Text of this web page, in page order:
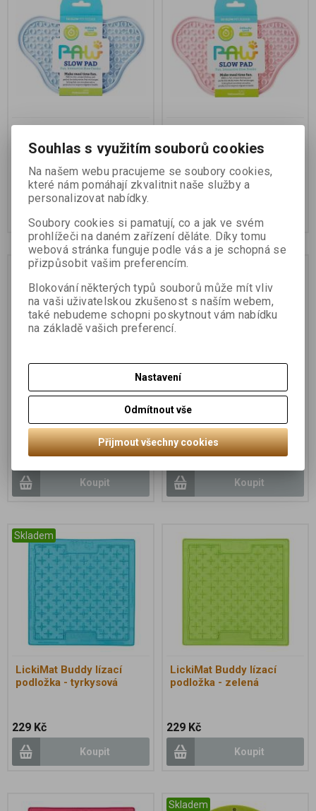
podložka Paw Lick Pad –
světle modrá
149 Kč
podložka Paw Lick Pad –
světle růžová
149 Kč
LickiMat Buddy lízací
229 Kč
Koupit
LickiMat Buddy lízací
podložka - oranžová
229 Kč
Koupit
Skladem
LickiMat Buddy lízací
podložka - tyrkysová
229 Kč
Koupit
LickiMat Buddy lízací
podložka - zelená
229 Kč
Koupit
Skladem
Souhlas s využitím souborů cookies
Na našem webu pracujeme se soubory cookies,
které nám pomáhají zkvalitnit naše služby a
personalizovat nabídky.
Soubory cookies si pamatují, co a jak ve svém
prohlížeči na daném zařízení děláte. Díky tomu
webová stránka funguje podle vás a je schopná se
přizpůsobit vašim preferencím.
Blokování některých typů souborů může mít vliv
na vaši uživatelskou zkušenost s naším webem,
také nebudeme schopni poskytnout vám nabídku
na základě vašich preferencí.
Nastavení
Odmítnout vše
Přijmout všechny cookies